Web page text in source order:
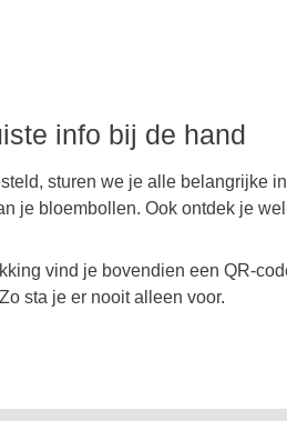
info bij de hand
sturen we je alle belangrijke
je bloembollen. Ook ontdek je
vind je bovendien een QR-
sta je er nooit alleen voor.